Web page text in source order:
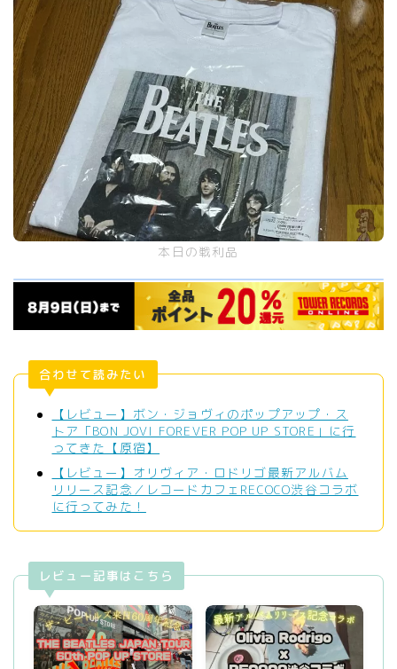
本日の戦利品
合わせて読みたい
【レビュー】ボン・ジョヴィのポップアップ・ス
トア「BON JOVI FOREVER POP UP STORE」に行
ってきた【原宿】
【レビュー】オリヴィア・ロドリゴ最新アルバム
リリース記念／レコードカフェRECOCO渋谷コラボ
に行ってみた！
レビュー記事はこちら